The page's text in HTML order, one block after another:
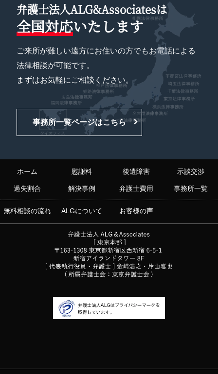
弁護士法人ALG&Associatesは
全国対応いたします
ご来所が難しい遠方にお住いの方でもお電話による
法律相談が可能です。
まずはお気軽にご相談ください。
事務所一覧ページはこちら
ホーム 慰謝料 後遺障害 示談交渉
過失割合 解決事例 弁護士費用 事務所一覧
無料相談の流れ ALGについて お客様の声